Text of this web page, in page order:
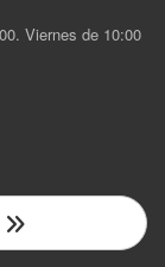
Viernes de 10:00